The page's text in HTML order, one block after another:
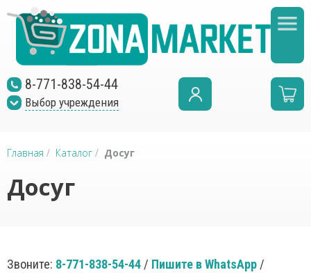
8-771-838-54-44
Выбор учреждения
Главная / Каталог / Досуг
Досуг
Звоните: 8-771-838-54-44 / Пишите в WhatsApp /